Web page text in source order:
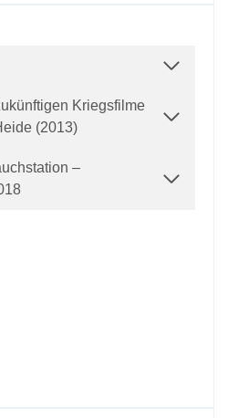
Kriegsfilme
(2013)
–